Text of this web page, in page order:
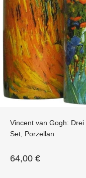
Vincent van Gogh:
Set, Porzellan
Angebot
64,00 €